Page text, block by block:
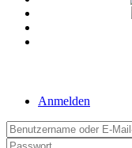
Anmelden